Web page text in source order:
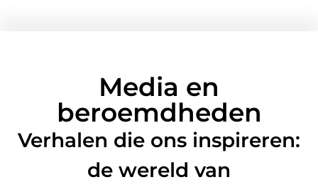
Media en
beroemdheden
Verhalen die ons inspireren:
de wereld van